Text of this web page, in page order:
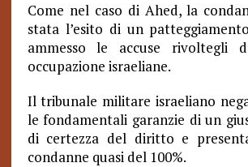
Come nel caso di Ahed, la
stata l’esito di un
ammesso le accuse rivoltegli
occupazione israeliane.
Il tribunale militare israeliano
le fondamentali garanzie di un
di certezza del diritto e
condanne quasi del 100%.